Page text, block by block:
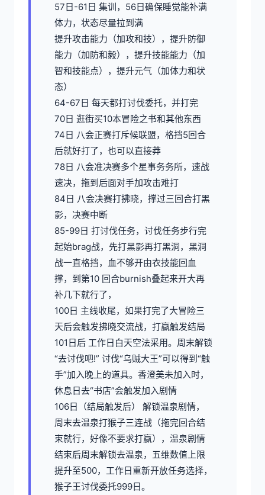
57日-61日 集训，56日确保睡觉能补满
体力，状态尽量拉到满
提升攻击能力（加攻和技），提升防御
能力（加防和毅），提升技能能力（加
智和技能点），提升元气（加体力和状
态）
64-67日 每天都打讨伐委托，并打完
70日 逛街买10本冒险之书和其他东西
74日 八会正赛打斥候联盟，格挡5回合
后就好打了，也可以直接莽
78日 八会准决赛多个星事务务所，速战
速决，拖到后面对手加攻击难打
84日 八会决赛打拂晓，撑过三回合打黑
影，决赛中断
85-99日 打讨伐任务，讨伐任务步行完
起始brag战，先打黑影再打黑洞，黑洞
战一直格挡，血不够开由衣技能回血
撑，到第10 回合burnish叠起来开大再
补几下就行了，
100日 主线收尾，如果打完了大冒险三
天后会触发拂晓交流战，打赢触发结局
101日后 工作日白天空法采用。周末解锁
“去讨伐吧!” 讨伐“乌贼大王”可以得到“触
手”加入晚上的道具。香澄美未加入时，
休息日去“书店”会触发加入剧情
106日（结局触发后） 解锁温泉剧情，
周末去温泉打猴子三连战（拖完回合结
束就行，好像不要求打赢），温泉剧情
结束后周末解锁去温泉，五维数值上限
提升至500，工作日重新开放任务选择，
猴子王讨伐委托999日。